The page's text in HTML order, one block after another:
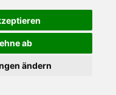
ab
ändern
использовать весь функционал
подробности и, при желании,
пользоваться сайтом, Вы